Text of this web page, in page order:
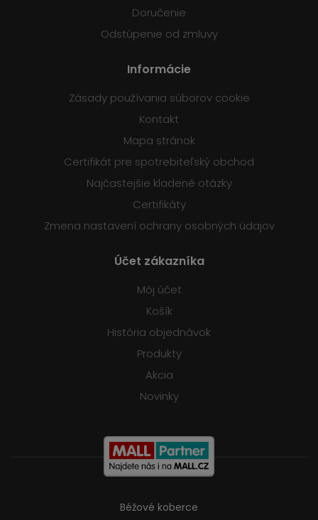
Doručenie
Odstúpenie od zmluvy
Informácie
Zásady používania súborov cookie
Kontakt
Mapa stránok
Certifikát pre spotrebiteľský obchod
Najčastejšie kladené otázky
Certifikáty
Zmena nastavení ochrany osobných údajov
Účet zákazníka
Môj účet
Košík
História objednávok
Produkty
Akcia
Novinky
Béžové koberce